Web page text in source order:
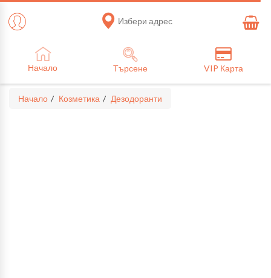
Избери адрес
Начало Търсене VIP Карта
Начало Козметика Дезодоранти